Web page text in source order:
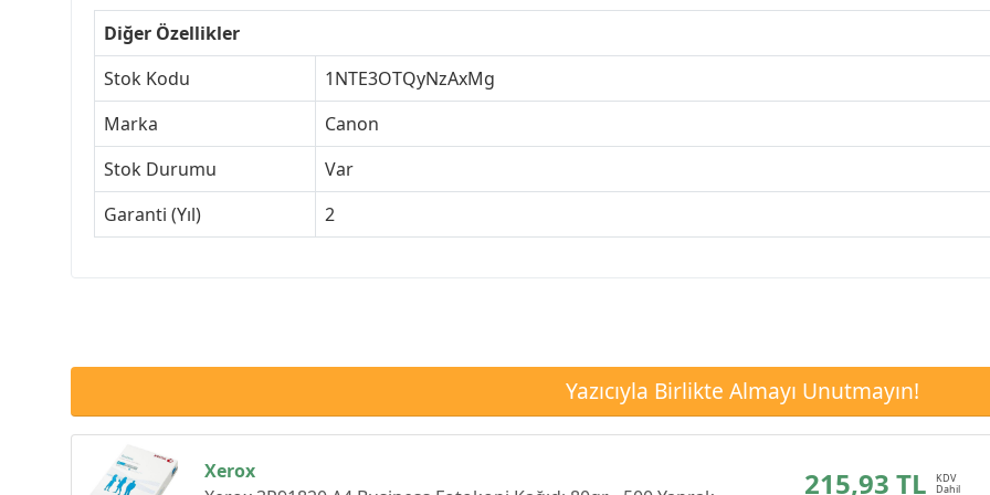
Diğer Özellikler
Stok Kodu
1NTE3OTQyNzAxMg
Marka
Canon
Stok Durumu
Var
Garanti (Yıl)
2
Yazıcıyla Birlikte Almayı Unutmayın!
Xerox
215,93 TL